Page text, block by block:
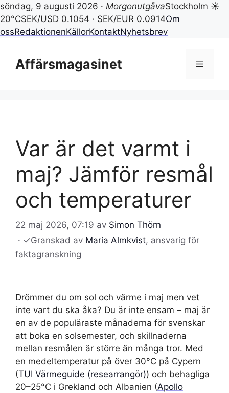
söndag, 9 augusti 2026 · MorgonutgåvaStockholm ☀
20°CSEK/USD 0.1054 · SEK/EUR 0.0914Om
ossRedaktionenKällorKontaktNyhetsbrev
innehållAffärsmagasinet Meny
Var är det varmt i
maj? Jämför resmål
och temperaturer
22 maj 2026, 07:19 av Simon Thörn
· ✓Granskad av Maria Almkvist, ansvarig för
faktagranskning
Drömmer du om sol och värme i maj men vet
inte vart du ska åka? Du är inte ensam – maj är
en av de populäraste månaderna för svenskar
att boka en solsemester, och skillnaderna
mellan resmålen är större än många tror. Med
en medeltemperatur på över 30°C på Cypern
(TUI Värmeguide (researrangör)) och behagliga
20–25°C i Grekland och Albanien (Apollo